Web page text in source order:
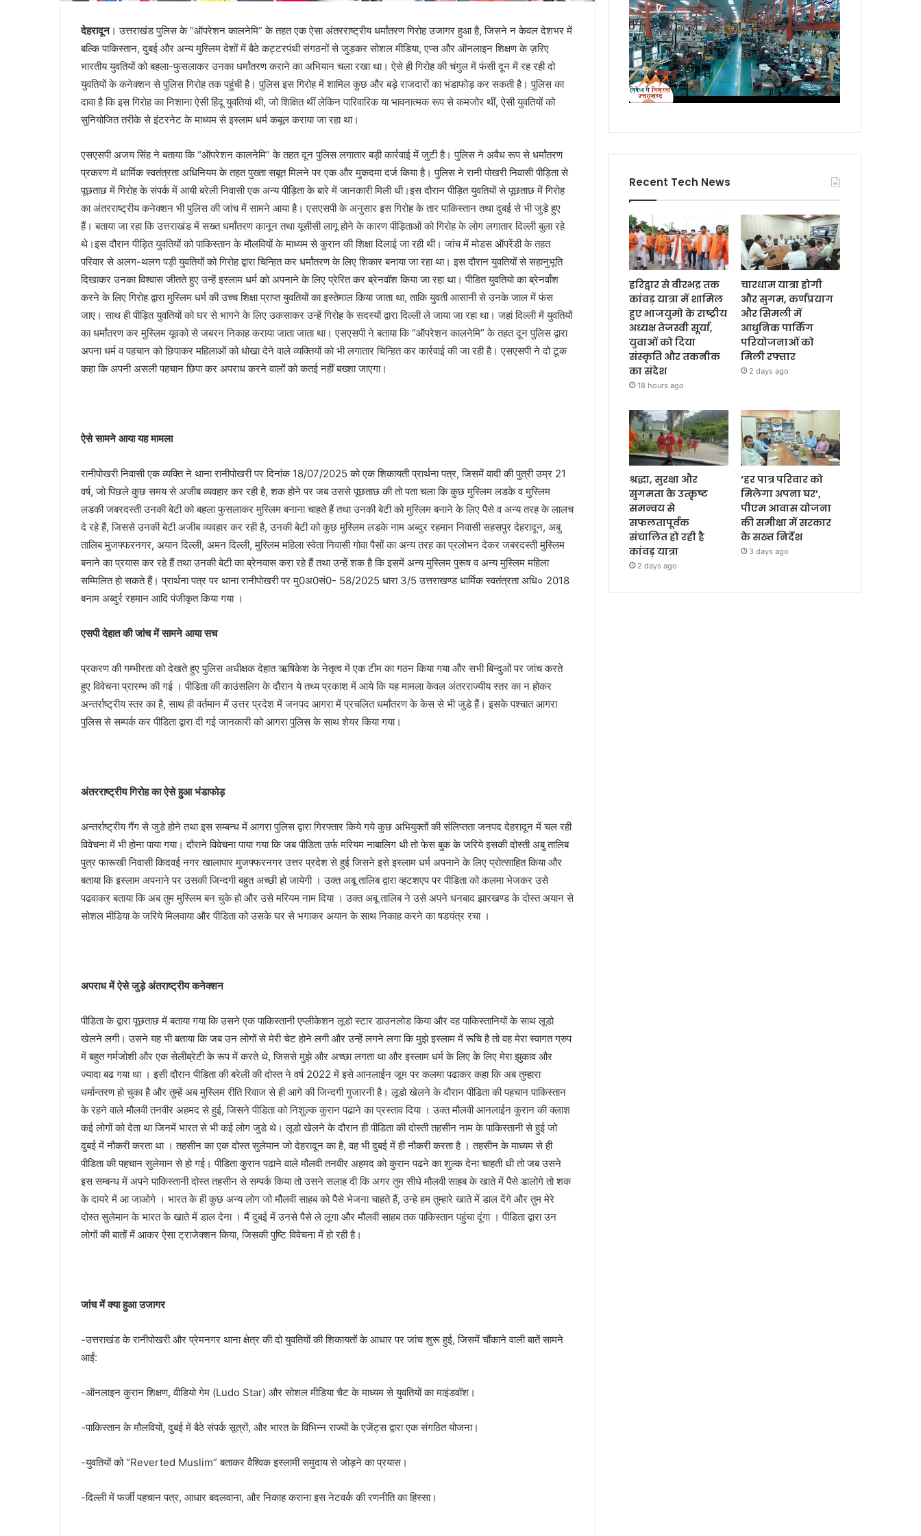
देहरादून। उत्तराखंड पुलिस के “ऑपरेशन कालनेमि” के तहत एक ऐसा अंतरराष्ट्रीय धर्मांतरण गिरोह उजागर हुआ है, जिसने न केवल देशभर में
बल्कि पाकिस्तान, दुबई और अन्य मुस्लिम देशों में बैठे कट्टरपंथी संगठनों से जुड़कर सोशल मीडिया, एप्स और ऑनलाइन शिक्षण के ज़रिए
भारतीय युवतियों को बहला-फुसलाकर उनका धर्मांतरण कराने का अभियान चला रखा था। ऐसे ही गिरोह की चंगुल में फंसी दून में रह रही दो
युवतियों के कनेक्शन से पुलिस गिरोह तक पहुंची है। पुलिस इस गिरोह में शामिल कुछ और बड़े राजदारों का भंडाफोड़ कर सकती है। पुलिस का
दावा है कि इस गिरोह का निशाना ऐसी हिंदू युवतियां थी, जो शिक्षित थीं लेकिन पारिवारिक या भावनात्मक रूप से कमजोर थीं, ऐसी युवतियों को
सुनियोजित तरीके से इंटरनेट के माध्यम से इस्लाम धर्म कबूल कराया जा रहा था।
एसएसपी अजय सिंह ने बताया कि “ऑपरेशन कालनेमि” के तहत दून पुलिस लगातार बड़ी कार्रवाई में जुटी है। पुलिस ने अवैध रूप से धर्मांतरण
प्रकरण में धार्मिक स्वतंत्रता अधिनियम के तहत पुख्ता सबूत मिलने पर एक और मुकदमा दर्ज किया है। पुलिस ने रानी पोखरी निवासी पीड़िता से
पूछताछ में गिरोह के संपर्क में आयी बरेली निवासी एक अन्य पीड़िता के बारे में जानकारी मिली थी।इस दौरान पीड़ित युवतियों से पूछताछ में गिरोह
का अंतरराष्ट्रीय कनेक्शन भी पुलिस की जांच में सामने आया है। एसएसपी के अनुसार इस गिरोह के तार पाकिस्तान तथा दुबई से भी जुड़े हुए
हैं। बताया जा रहा कि उत्तराखंड में सख्त धर्मांतरण कानून तथा यूसीसी लागू होने के कारण पीड़िताओं को गिरोह के लोग लगातार दिल्ली बुला रहे
थे।इस दौरान पीड़ित युवतियों को पाकिस्तान के मौलवियों के माध्यम से कुरान की शिक्षा दिलाई जा रही थी। जांच में मोडस ऑपरेंडी के तहत
परिवार से अलग-थलग पड़ी युवतियों को गिरोह द्वारा चिन्हित कर धर्मांतरण के लिए शिकार बनाया जा रहा था। इस दौरान युवतियों से सहानुभूति
दिखाकर उनका विश्वास जीतते हुए उन्हें इस्लाम धर्म को अपनाने के लिए प्रेरित कर ब्रेनवॉश किया जा रहा था। पीडित युवतियो का ब्रेनवाँश
करने के लिए गिरोह द्वारा मुस्लिम धर्म की उच्च शिक्षा प्राप्त युवतियों का इस्तेमाल किया जाता था, ताकि युवती आसानी से उनके जाल में फंस
जाए। साथ ही पीड़ित युवतियों को घर से भागने के लिए उकसाकर उन्हें गिरोह के सदस्यों द्वारा दिल्ली ले जाया जा रहा था। जहां दिल्ली में युवतियों
का धर्मांतरण कर मुस्लिम यूवको से जबरन निकाह कराया जाता जाता था। एसएसपी ने बताया कि “ऑपरेशन कालनेमि” के तहत दून पुलिस द्वारा
अपना धर्म व पहचान को छिपाकर महिलाओं को धोखा देने वाले व्यक्तियों को भी लगातार चिन्हित कर कार्रवाई की जा रही है। एसएसपी ने दो टूक
कहा कि अपनी असली पहचान छिपा कर अपराध करने वालों को कतई नहीं बख्शा जाएगा।
ऐसे सामने आया यह मामला
रानीपोखरी निवासी एक व्यक्ति ने थाना रानीपोखरी पर दिनांक 18/07/2025 को एक शिकायती प्रार्थना पत्र, जिसमें वादी की पुत्री उम्र 21
वर्ष, जो पिछले कुछ समय से अजीब व्यवहार कर रही है, शक होने पर जब उससे पूछताछ की तो पता चला कि कुछ मुस्लिम लडके व मुस्लिम
लडकी जबरदस्ती उनकी बेटी को बहला फुसलाकर मुस्लिम बनाना चाहते हैं तथा उनकी बेटी को मुस्लिम बनाने के लिए पैसे व अन्य तरह के लालच
दे रहे हैं, जिससे उनकी बेटी अजीब व्यवहार कर रही है, उनकी बेटी को कुछ मुस्लिम लडके नाम अब्दुर रहमान निवासी सहसपुर देहरादून, अबु
तालिब मुजफ्फरनगर, अयान दिल्ली, अमन दिल्ली, मुस्लिम महिला स्वेता निवासी गोवा पैसों का अन्य तरह का प्रलोभन देकर जबरदस्ती मुस्लिम
बनाने का प्रयास कर रहे हैं तथा उनकी बेटी का ब्रेनवास करा रहे हैं तथा उन्हें शक है कि इसमें अन्य मुस्लिम पुरूष व अन्य मुस्लिम महिला
सम्मिलित हो सकते हैं। प्रार्थना पत्र पर थाना रानीपोखरी पर मु0अ0सं0- 58/2025 धारा 3/5 उत्तराखण्ड धार्मिक स्वतंत्रता अधि० 2018
बनाम अब्दुर्र रहमान आदि पंजीकृत किया गया ।
एसपी देहात की जांच में सामने आया सच
प्रकरण की गम्भीरता को देखते हुए पुलिस अधीक्षक देहात ऋषिकेश के नेतृत्व में एक टीम का गठन किया गया और सभी बिन्दुओं पर जांच करते
हुए विवेचना प्रारम्भ की गई । पीडिता की काउंसलिग के दौरान ये तथ्य प्रकाश में आये कि यह मामला केवल अंतरराज्यीय स्तर का न होकर
अन्तर्राष्ट्रीय स्तर का है, साथ ही वर्तमान में उत्तर प्रदेश में जनपद आगरा में प्रचलित धर्मांतरण के केस से भी जुडे हैं। इसके पश्चात आगरा
पुलिस से सम्पर्क कर पीडिता द्वारा दी गई जानकारी को आगरा पुलिस के साथ शेयर किया गया।
अंतरराष्ट्रीय गिरोह का ऐसे हुआ भंडाफोड़
अन्तर्राष्ट्रीय गैंग से जुडे होने तथा इस सम्बन्ध में आगरा पुलिस द्वारा गिरफ्तार किये गये कुछ अभियुक्तों की संलिप्तता जनपद देहरादून में चल रही
विवेचना में भी होना पाया गया। दौराने विवेचना पाया गया कि जब पीडिता उर्फ मरियम नाबालिग थी तो फेस बुक के जरिये इसकी दोस्ती अबु तालिब
पुत्र फारूखी निवासी किदवई नगर खालापार मुजफ्फरनगर उत्तर प्रदेश से हुई जिसने इसे इस्लाम धर्म अपनाने के लिए प्रोत्साहित किया और
बताया कि इस्लाम अपनाने पर उसकी जिन्दगी बहुत अच्छी हो जायेगी । उक्त अबू तालिब द्वारा व्हटशएप पर पीडिता को कलमा भेजकर उसे
पढवाकर बताया कि अब तुम मुस्लिम बन चुके हो और उसे मरियम नाम दिया । उक्त अबू तालिब ने उसे अपने धनबाद झारखण्ड के दोस्त अयान से
सोशल मीडिया के जरिये मिलवाया और पीडिता को उसके घर से भगाकर अयान के साथ निकाह करने का षडयंत्र रचा ।
अपराध में ऐसे जुड़े अंतराष्ट्रीय कनेक्शन
पीडिता के द्वारा पूछताछ में बताया गया कि उसने एक पाकिस्तानी एप्लीकेशन लूडो स्टार डाउनलोड किया और वह पाकिस्तानियों के साथ लूडो
खेलने लगी। उसने यह भी बताया कि जब उन लोगों से मेरी चेट होने लगी और उन्हें लगने लगा कि मुझे इस्लाम में रूचि है तो वह मेरा स्वागत ग्रुप
में बहुत गर्मजोशी और एक सेलीब्रेटी के रूप में करते थे, जिससे मुझे और अच्छा लगता था और इस्लाम धर्म के लिए के लिए मेरा झुकाव और
ज्यादा बढ गया था । इसी दौरान पीडिता की बरेली की दोस्त ने वर्ष 2022 में इसे आनलाईन जूम पर कलमा पढाकर कहा कि अब तुम्हारा
धर्मान्तरण हो चुका है और तुम्हें अब मुस्लिम रीति रिवाज से ही आगे की जिन्दगी गुजारनी है। लूडो खेलने के दौरान पीडिता की पहचान पाकिस्तान
के रहने वाले मौलवी तनवीर अहमद से हुई, जिसने पीडिता को निशुल्क कुरान पढाने का प्रस्ताव दिया । उक्त मौलवी आनलाईन कुरान की क्लाश
कई लोगों को देता था जिनमें भारत से भी कई लोग जुडे थे। लूडो खेलने के दौरान ही पीडिता की दोस्ती तहसीन नाम के पाकिस्तानी से हुई जो
दुबई में नौकरी करता था । तहसीन का एक दोस्त सुलेमान जो देहरादून का है, वह भी दुबई में ही नौकरी करता है । तहसीन के माध्यम से ही
पीडिता की पहचान सुलेमान से हो गई। पीडिता कुरान पढाने वाले मौलवी तनवीर अहमद को कुरान पढने का शुल्क देना चाहती थी तो जब उसने
इस सम्बन्ध में अपने पाकिस्तानी दोस्त तहसीन से सम्पर्क किया तो उसने सलाह दी कि अगर तुम सीधे मौलवी साहब के खाते में पैसे डालोगे तो शक
के दायरे में आ जाओगे । भारत के ही कुछ अन्य लोग जो मौलवी साहब को पैसे भेजना चाहते हैं, उन्हे हम तुम्हारे खाते में डाल देंगे और तुम मेरे
दोस्त सुलेमान के भारत के खाते में डाल देना । मैं दुबई में उनसे पैसे ले लूगा और मौलवी साहब तक पाकिस्तान पहुंचा दूंगा । पीडिता द्वारा उन
लोगों की बातों में आकर ऐसा ट्राजेक्शन किया, जिसकी पुष्टि विवेचना में हो रही है।
जांच में क्या हुआ उजागर
-उत्तराखंड के रानीपोखरी और प्रेमनगर थाना क्षेत्र की दो युवतियों की शिकायतों के आधार पर जांच शुरू हुई, जिसमें चौंकाने वाली बातें सामने
आईं:
-ऑनलाइन कुरान शिक्षण, वीडियो गेम (Ludo Star) और सोशल मीडिया चैट के माध्यम से युवतियों का माइंडवॉश।
-पाकिस्तान के मौलवियों, दुबई में बैठे संपर्क सूत्रों, और भारत के विभिन्न राज्यों के एजेंट्स द्वारा एक संगठित योजना।
-युवतियों को “Reverted Muslim” बताकर वैश्विक इस्लामी समुदाय से जोड़ने का प्रयास।
-दिल्ली में फर्जी पहचान पत्र, आधार बदलवाना, और निकाह कराना इस नेटवर्क की रणनीति का हिस्सा।
Recent Tech News
हरिद्वार से वीरभद्र तक
कांवड़ यात्रा में शामिल
हुए भाजयुमो के राष्ट्रीय
अध्यक्ष तेजस्वी सूर्या,
युवाओं को दिया
संस्कृति और तकनीक
का संदेश
18 hours ago
चारधाम यात्रा होगी
और सुगम, कर्णप्रयाग
और सिमली में
आधुनिक पार्किंग
परियोजनाओं को
मिली रफ्तार
2 days ago
श्रद्धा, सुरक्षा और
सुगमता के उत्कृष्ट
समन्वय से
सफलतापूर्वक
संचालित हो रही है
कांवड़ यात्रा
2 days ago
‘हर पात्र परिवार को
मिलेगा अपना घर’,
पीएम आवास योजना
की समीक्षा में सरकार
के सख्त निर्देश
3 days ago